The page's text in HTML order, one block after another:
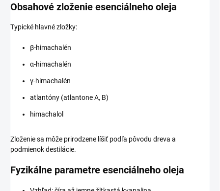
Obsahové zloženie esenciálneho oleja
Typické hlavné zložky:
β-himachalén
α-himachalén
γ-himachalén
atlantóny (atlantone A, B)
himachalol
Zloženie sa môže prirodzene líšiť podľa pôvodu dreva a
podmienok destilácie.
Fyzikálne parametre esenciálneho oleja